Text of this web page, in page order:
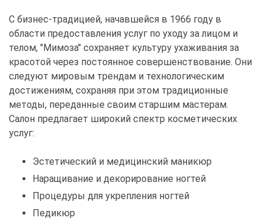
С бизнес-традицией, начавшейся в 1966 году в
области предоставления услуг по уходу за лицом и
телом, "Мимоза" сохраняет культуру ухаживания за
красотой через постоянное совершенствование. Они
следуют мировым трендам и технологическим
достижениям, сохраняя при этом традиционные
методы, переданные своим старшим мастерам.
Салон предлагает широкий спектр косметических
услуг:
Эстетический и медицинский маникюр
Наращивание и декорирование ногтей
Процедуры для укрепления ногтей
Педикюр